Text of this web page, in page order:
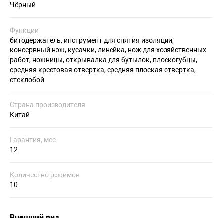
Чёрный
Функции
битодержатель, инструмент для снятия изоляции,
консервный нож, кусачки, линейка, нож для хозяйственных
работ, ножницы, открывалка для бутылок, плоскогубцы,
средняя крестовая отвертка, средняя плоская отвертка,
стеклобой
Страна производителя
Китай
Гарантия, мес.
12
Количество режимов
10